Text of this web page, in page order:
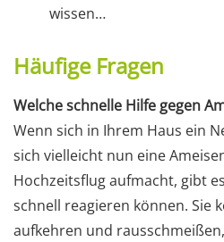
wissen…
Häufige Fragen
Welche schnelle Hilfe gegen
Wenn sich in Ihrem Haus ein
sich vielleicht nun eine
Hochzeitsflug aufmacht, gibt
schnell reagieren können. Sie
aufkehren und